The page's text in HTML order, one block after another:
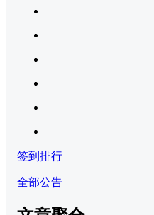
签到排行
全部公告